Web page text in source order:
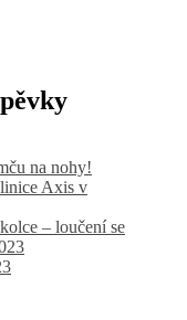
na nohy!
Axis v
– loučení se